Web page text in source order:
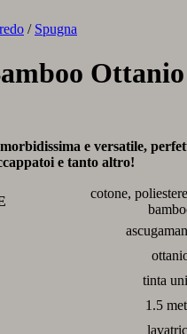
/ Spugna
Ottanio
e versatile,
e tanto altro!
cotone,
tinta
1.5